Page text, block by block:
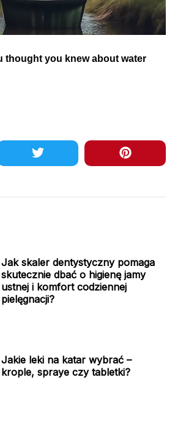
Jak skaler dentystyczny pomaga
skutecznie dbać o higienę jamy
ustnej i komfort codziennej
pielęgnacji?
Jakie leki na katar wybrać –
krople, spraye czy tabletki?